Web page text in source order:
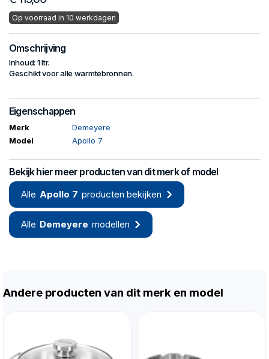
Op voorraad in 10 werkdagen
Omschrijving
Inhoud: 1 ltr.
Geschikt voor alle warmtebronnen.
Eigenschappen
Merk
Demeyere
Model
Apollo 7
Bekijk hier meer producten van dit merk of model
Alle Apollo 7 producten bekijken
Alle Demeyere modellen
Andere producten van dit merk en model